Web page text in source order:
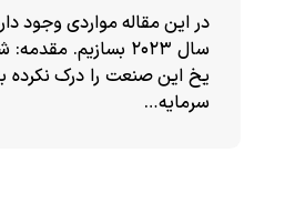
در این مقاله مواردی وجود
سال 2023 بسازیم.
یخ این صنعت را درک نکرده
سرمایه…